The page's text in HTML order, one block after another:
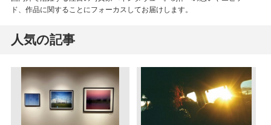
ド、作品に関することにフォーカスしてお届けします。
人気の記事